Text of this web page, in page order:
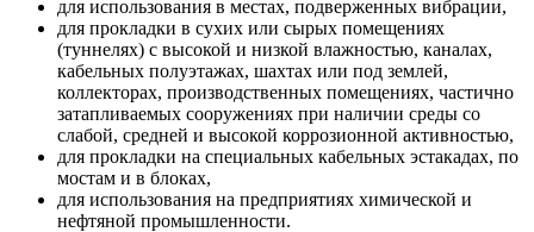
для использования в местах, подверженных вибрации,
для прокладки в сухих или сырых помещениях
(туннелях) с высокой и низкой влажностью, каналах,
кабельных полуэтажах, шахтах или под землей,
коллекторах, производственных помещениях, частично
затапливаемых сооружениях при наличии среды со
слабой, средней и высокой коррозионной активностью,
для прокладки на специальных кабельных эстакадах, по
мостам и в блоках,
для использования на предприятиях химической и
нефтяной промышленности.